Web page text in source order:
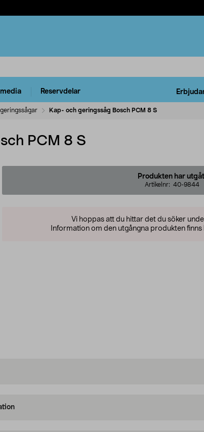
Reservdelar
Kap- och geringssåg Bosch PCM 8 S
PCM 8 S
Produkten har
Artikelnr: 40-9844
Vi hoppas att du hittar det du söker
Information om den utgångna produkten finns